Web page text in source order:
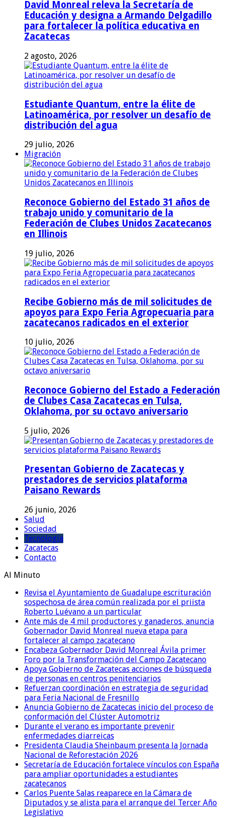
David Monreal releva la Secretaría de
Educación y designa a Armando Delgadillo
para fortalecer la política educativa en
Zacatecas
2 agosto, 2026
Estudiante Quantum, entre la élite de
Latinoamérica, por resolver un desafío de
distribución del agua
29 julio, 2026
Migración
Reconoce Gobierno del Estado 31 años de
trabajo unido y comunitario de la
Federación de Clubes Unidos Zacatecanos
en Illinois
19 julio, 2026
Recibe Gobierno más de mil solicitudes de
apoyos para Expo Feria Agropecuaria para
zacatecanos radicados en el exterior
10 julio, 2026
Reconoce Gobierno del Estado a Federación
de Clubes Casa Zacatecas en Tulsa,
Oklahoma, por su octavo aniversario
5 julio, 2026
Presentan Gobierno de Zacatecas y
prestadores de servicios plataforma
Paisano Rewards
26 junio, 2026
Salud
Sociedad
Tecnología
Zacatecas
Contacto
Al Minuto
Revisa el Ayuntamiento de Guadalupe escrituración
sospechosa de área común realizada por el priista
Roberto Luévano a un particular
Ante más de 4 mil productores y ganaderos, anuncia
Gobernador David Monreal nueva etapa para
fortalecer al campo zacatecano
Encabeza Gobernador David Monreal Ávila primer
Foro por la Transformación del Campo Zacatecano
Apoya Gobierno de Zacatecas acciones de búsqueda
de personas en centros penitenciarios
Refuerzan coordinación en estrategia de seguridad
para Feria Nacional de Fresnillo
Anuncia Gobierno de Zacatecas inicio del proceso de
conformación del Clúster Automotriz
Durante el verano es importante prevenir
enfermedades diarreicas
Presidenta Claudia Sheinbaum presenta la Jornada
Nacional de Reforestación 2026
Secretaría de Educación fortalece vínculos con España
para ampliar oportunidades a estudiantes
zacatecanos
Carlos Puente Salas reaparece en la Cámara de
Diputados y se alista para el arranque del Tercer Año
Legislativo